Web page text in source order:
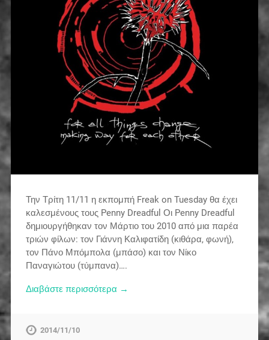
Την Τρίτη 11/11 η εκπομπή Freak on Tuesday θα έχει
καλεσμένους τους Penny Dreadful Οι Penny Dreadful
δημιουργήθηκαν τον Μάρτιο του 2010 από μια παρέα
τριών φίλων: τον Γιάννη Καλιφατίδη (κιθάρα, φωνή),
τον Πάνο Μπόμπολα (μπάσο) και τον Νίκο
Παναγιώτου (τύμπανα)….
Διαβάστε περισσότερα →
2014/11/10